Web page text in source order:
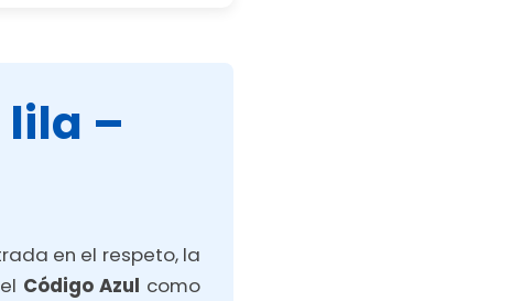
–
en el respeto, la
Código Azul como